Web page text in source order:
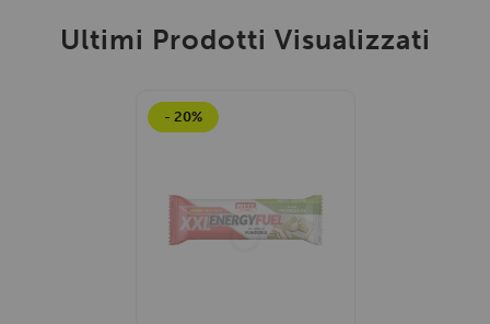
Ultimi Prodotti Visualizzati
- 20%